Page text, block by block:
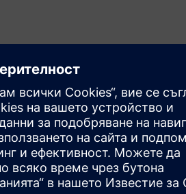
продукт/решение на Siemens
на клиента да го внедри,
или поддържа